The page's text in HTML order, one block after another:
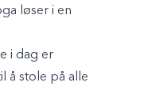
løser i en
i dag er
å stole på alle